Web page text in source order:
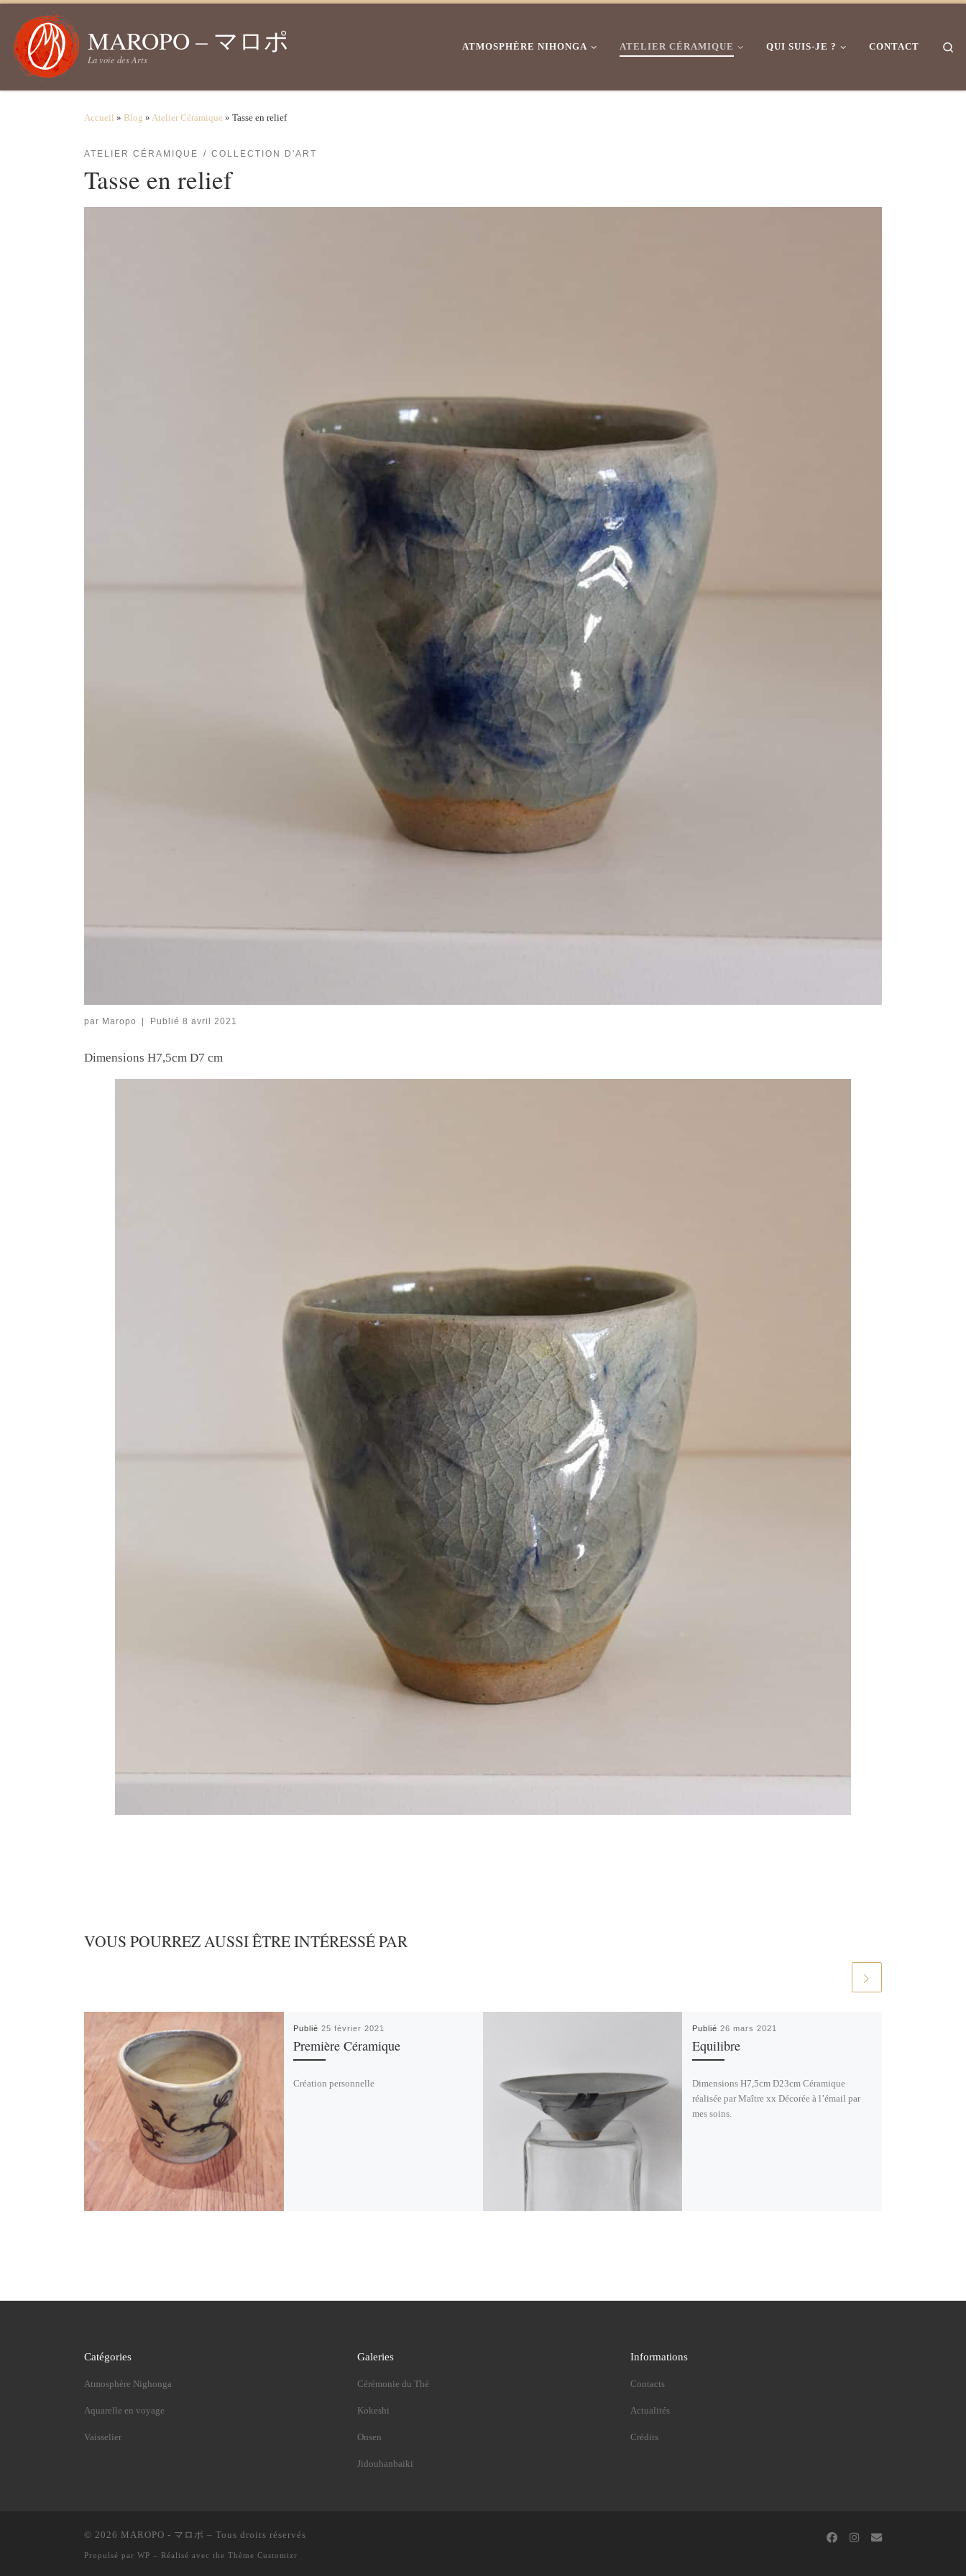
Passer au contenu
MAROPO – マロポ
La voie des Arts
ATMOSPHÈRE NIHONGA ATELIER CÉRAMIQUE QUI SUIS-JE ? CONTACT
Accueil » Blog » Atelier Céramique » Tasse en relief
ATELIER CÉRAMIQUE COLLECTION D'ART
Tasse en relief
par Maropo | Publié 8 avril 2021
Dimensions H7,5cm D7 cm
VOUS POURREZ AUSSI ÊTRE INTÉRESSÉ PAR
Publié 25 février 2021
Première Céramique
Création personnelle
Publié 26 mars 2021
Equilibre
Dimensions H7,5cm D23cm Céramique
réalisée par Maître xx Décorée à l’émail par
mes soins.
Catégories
Atmosphère Nighonga
Aquarelle en voyage
Vaisselier
Galeries
Cérémonie du Thé
Kokeshi
Onsen
Jidouhanbaiki
Informations
Contacts
Actualités
Crédits
© 2026 MAROPO - マロポ – Tous droits réservés
Propulsé par WP – Réalisé avec the Thème Customizr